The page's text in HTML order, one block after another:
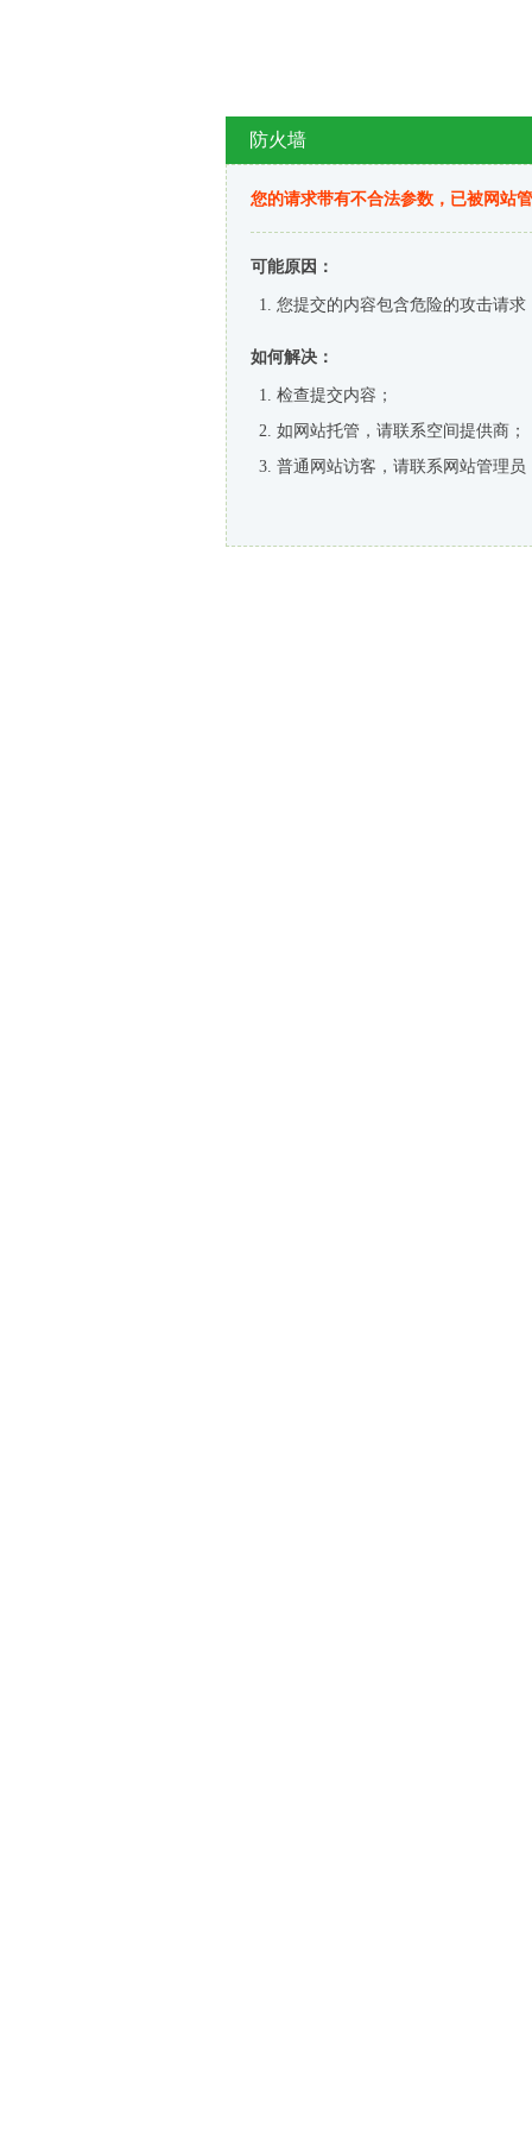
防火墙
您的请求带有不合法参数，已被网站
可能原因：
您提交的内容包含危险的攻击请求
如何解决：
检查提交内容；
如网站托管，请联系空间提供商；
普通网站访客，请联系网站管理员